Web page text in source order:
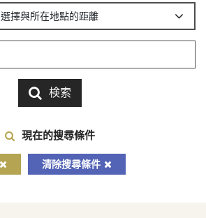
選擇與所在地點的距離
検索
現在的搜尋條件
清除搜尋條件